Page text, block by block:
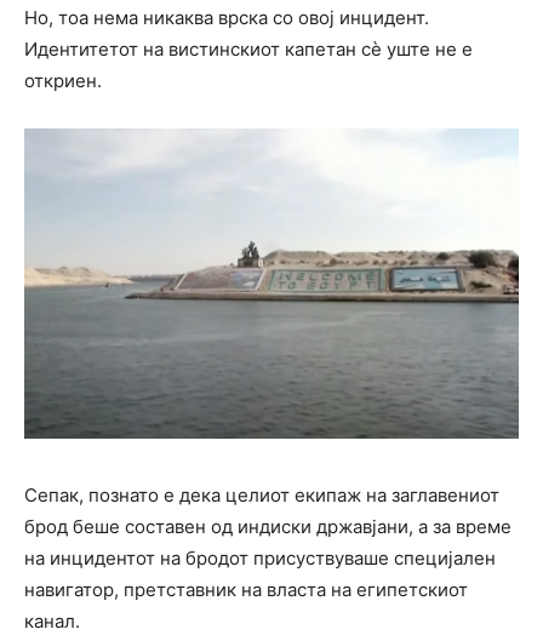
Но, тоа нема никаква врска со овој инцидент.
Идентитетот на вистинскиот капетан сè уште не е
откриен.
Сепак, познато е дека целиот екипаж на заглавениот
брод беше составен од индиски државјани, а за време
на инцидентот на бродот присуствуваше специјален
навигатор, претставник на власта на египетскиот
канал.